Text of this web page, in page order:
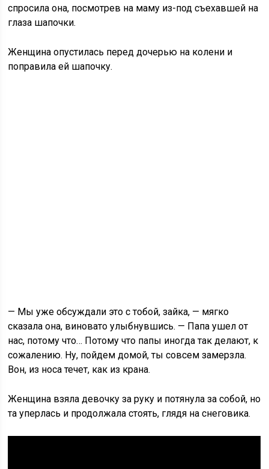
спросила она, посмотрев на маму из-под съехавшей на
глаза шапочки.
Женщина опустилась перед дочерью на колени и
поправила ей шапочку.
— Мы уже обсуждали это с тобой, зайка, — мягко
сказала она, виновато улыбнувшись. — Папа ушел от
нас, потому что… Потому что папы иногда так делают, к
сожалению. Ну, пойдем домой, ты совсем замерзла.
Вон, из носа течет, как из крана.
Женщина взяла девочку за руку и потянула за собой, но
та уперлась и продолжала стоять, глядя на снеговика.